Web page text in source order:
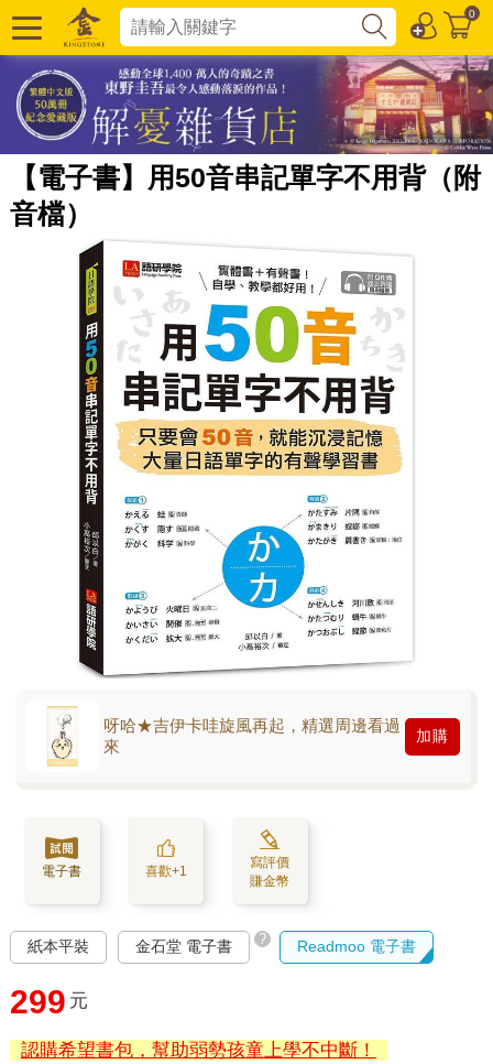
0
【電子書】用50音串記單字不用背（附
音檔）
呀哈★吉伊卡哇旋風再起，精選周邊看過
來
加購
電子書 喜歡+1
寫評價
賺金幣
紙本平裝 金石堂 電子書 ? Readmoo 電子書
299 元
認購希望書包，幫助弱勢孩童上學不中斷！